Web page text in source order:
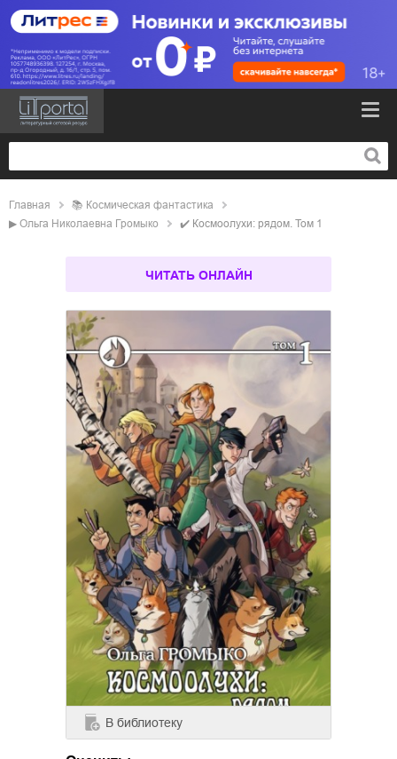
Главная 📚
космическая фантастика
▶ Ольга Николаевна Громыко ✔️ Космоолухи: рядом. Том 1
ЧИТАТЬ ОНЛАЙН
В библиотеку